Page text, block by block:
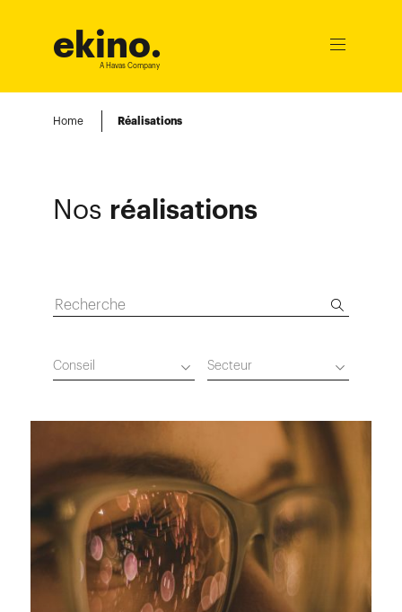
ekino.
A Havas Company
Ouvrir
Home Réalisations
Nos réalisations
Conseil Secteur